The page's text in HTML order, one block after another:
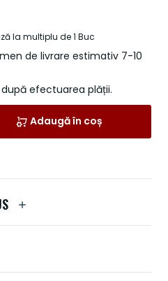
de livrare estimativ 7-10
efectuarea plății.
la multiplu de 1 Buc
Adaugă în coș